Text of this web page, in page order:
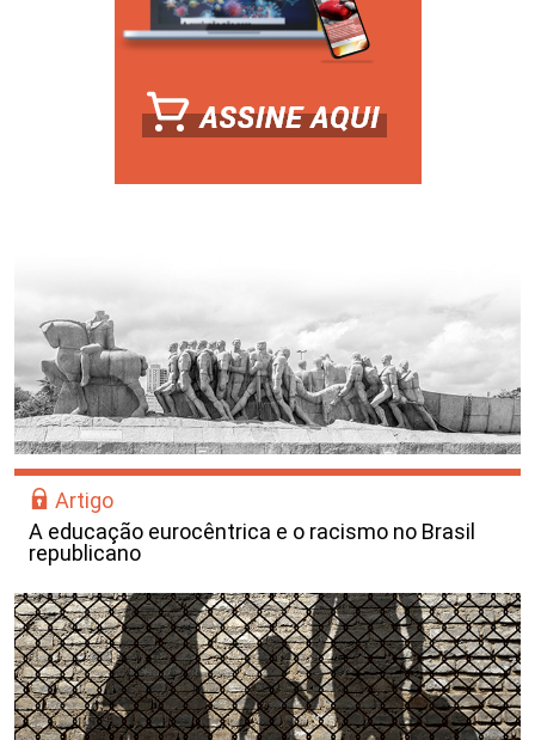
Artigo
A educação eurocêntrica e o racismo no Brasil
republicano